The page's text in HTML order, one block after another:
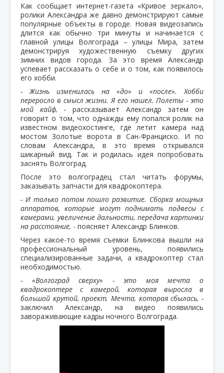
Как сообщает интернет-газета «Кривое зеркало»,
ролики Александра же давно демонстрируют самые
популярные объекты в городе. Новая видеозапись
длится как обычно три минуты и начинается с
главной улицы Волгограда – улицы Мира, затем
демонстрируя художественную съемку других
зимних видов города. За это время Александр
успевает рассказать о себе и о том, как появилось
его хобби.
- Жизнь изменилась на «до» и «после». Хобби
переросло в смысл жизни. Я его нашел. Полеты - это
мой кайф, - рассказывает Александр затем он
говорит о том, что однажды ему попался ролик на
известном видеохостинге, где летит камера над
мостом Золотые ворота в Сан-Франциско. И по
словам Александра, в это время открывался
шикарный вид. Так и родилась идея попробовать
заснять Волгоград.
После это волгоградец стал читать форумы,
заказывать запчасти для квадрокоптера.
- И только потом пошло развитие. Сборка мощных
аппаратов, которые могут поднимать подвесы с
камерами, увеличение дальности, передача картинки
на расстояние, - поясняет Александр Блинков.
Через какое-то время съемки Блинкова вышли на
профессиональный уровень, появились
специализированные задачи, а квадрокоптер стал
необходимостью.
- «Волгоград сверху» - это моя мечта о
квадрокоптере с камерой, которая выросла в
большой крутой, проект. Мечта, которая сбылась, -
заключил Александр, на видео появились
завораживающие кадры ночного Волгограда.